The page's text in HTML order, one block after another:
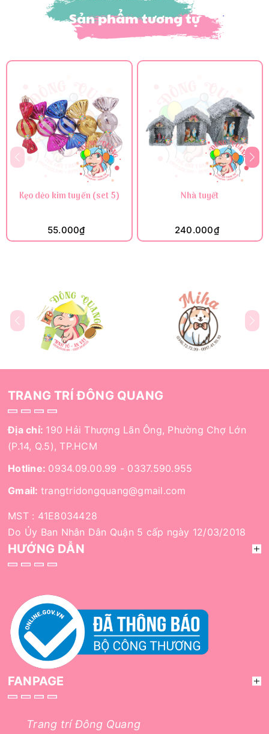
Sản phẩm tương tự
Kẹo dẻo kim tuyến (set 5)
55.000₫
Nhà tuyết
240.000₫
TRANG TRÍ ĐÔNG QUANG
Địa chỉ: 190 Hải Thượng Lãn Ông, Phường Chợ Lớn
(P.14, Q.5), TP.HCM
Hotline: 0934.09.00.99 - 0337.590.955
Gmail: trangtridongquang@gmail.com
MST : 41E8034428
Do Ủy Ban Nhân Dân Quận 5 cấp ngày 12/03/2018
HƯỚNG DẪN
FANPAGE
Trang trí Đông Quang